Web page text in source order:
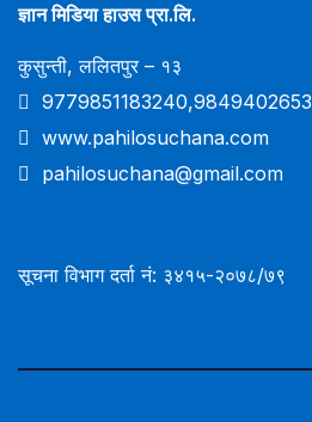
ज्ञान मिडिया हाउस प्रा.लि.
कुसुन्ती, ललितपुर – १३
9779851183240,9849402653
www.pahilosuchana.com
pahilosuchana@gmail.com
सूचना विभाग दर्ता नं: ३४१५-२०७८/७९